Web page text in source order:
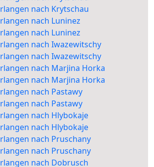
nach Krytschau
nach Luninez
nach Luninez
nach Iwazewitschy
nach Iwazewitschy
nach Marjina Horka
nach Marjina Horka
nach Pastawy
nach Pastawy
nach Hlybokaje
nach Hlybokaje
nach Pruschany
nach Pruschany
nach Dobrusch